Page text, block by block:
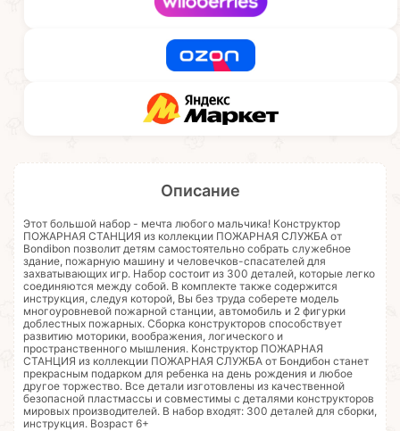
Описание
Этот большой набор - мечта любого мальчика! Конструктор
ПОЖАРНАЯ СТАНЦИЯ из коллекции ПОЖАРНАЯ СЛУЖБА от
Bondibon позволит детям самостоятельно собрать служебное
здание, пожарную машину и человечков-спасателей для
захватывающих игр. Набор состоит из 300 деталей, которые легко
соединяются между собой. В комплекте также содержится
инструкция, следуя которой, Вы без труда соберете модель
многоуровневой пожарной станции, автомобиль и 2 фигурки
доблестных пожарных. Сборка конструкторов способствует
развитию моторики, воображения, логического и
пространственного мышления. Конструктор ПОЖАРНАЯ
СТАНЦИЯ из коллекции ПОЖАРНАЯ СЛУЖБА от Бондибон станет
прекрасным подарком для ребенка на день рождения и любое
другое торжество. Все детали изготовлены из качественной
безопасной пластмассы и совместимы с деталями конструкторов
мировых производителей. В набор входят: 300 деталей для сборки,
инструкция. Возраст 6+